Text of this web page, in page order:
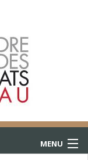
MENU